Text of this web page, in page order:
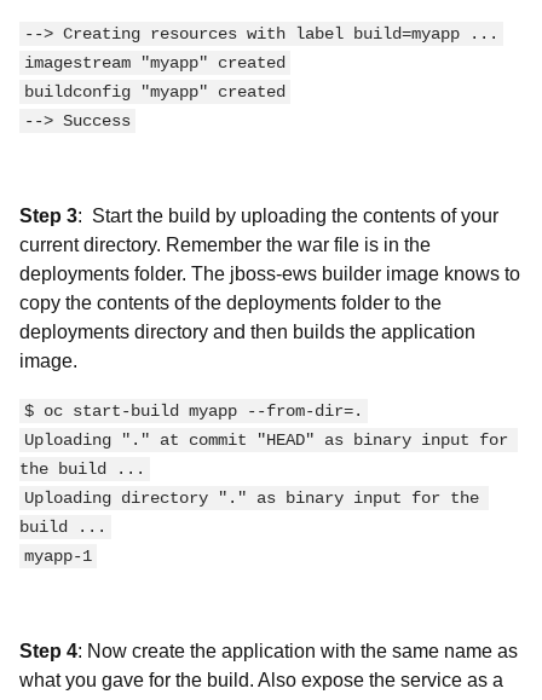
--> Creating resources with label build=myapp ...
imagestream "myapp" created
buildconfig "myapp" created
--> Success
Step 3: Start the build by uploading the contents of your
current directory. Remember the war file is in the
deployments folder. The jboss-ews builder image knows to
copy the contents of the deployments folder to the
deployments directory and then builds the application
image.
$ oc start-build myapp --from-dir=.
Uploading "." at commit "HEAD" as binary input for
the build ...
Uploading directory "." as binary input for the
build ...
myapp-1
Step 4: Now create the application with the same name as
what you gave for the build. Also expose the service as a